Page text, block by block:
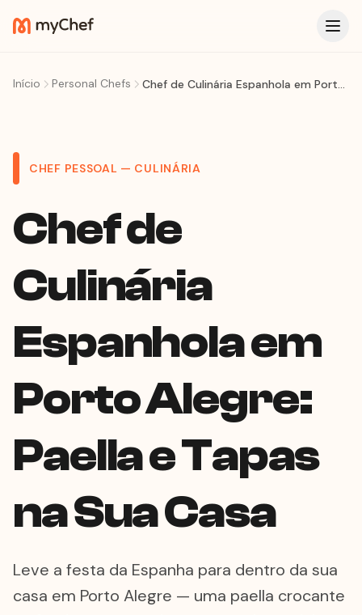
Início Personal Chefs Chef de Culinária Espanhola em Porto Alegre: Paella e Tapas na Sua Casa
CHEF PESSOAL — CULINÁRIA
Chef de
Culinária
Espanhola em
Porto Alegre:
Paella e Tapas
na Sua Casa
Leve a festa da Espanha para dentro da sua
casa em Porto Alegre — uma paella crocante